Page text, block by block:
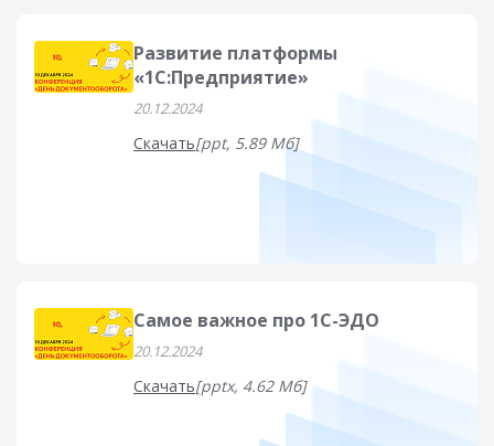
Развитие платформы
«1С:Предприятие»
20.12.2024
Скачать[ppt, 5.89 Мб]
Самое важное про 1С-ЭДО
20.12.2024
Скачать[pptx, 4.62 Мб]